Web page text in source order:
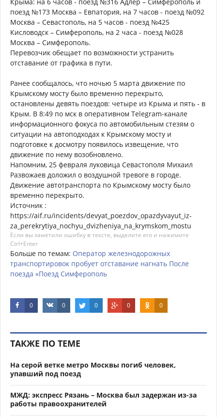
поезд №173 Москва – Евпатория, на 7 часов - поезд №092
Москва – Севастополь, на 5 часов - поезд №425
Кисловодск – Симферополь, на 2 часа - поезд №028
Москва – Симферополь.
Перевозчик обещает по возможности устранить
отставание от графика в пути.
Ранее сообщалось, что ночью 5 марта движение по
Крымскому мосту было временно перекрыто,
остановлены девять поездов: четыре из Крыма и пять - в
Крым. В 8:49 по мск в оперативном Telegram-канале
информационного фокуса по автомобильным стезям о
ситуации на автоподходах к Крымскому мосту и
подготовке к досмотру появилось извещение, что
движение по нему возобновлено.
Напомним, 25 февраля луковица Севастополя Михаил
Развожаев доложил о воздушной тревоге в городе.
Движение автотранспорта по Крымскому мосту было
временно перекрыто.
Источник :
https://aif.ru/incidents/devyat_poezdov_opazdyvayut_iz-
za_perekrytiya_nochyu_dvizheniya_na_krymskom_mostu
Если вы заметили ошибку в тексте, выделите его и нажимите
Ctrl+Enter
Больше по темам: Оператор железнодорожных
транспортировок пробует отставание нагнать После
поезда «Поезд Симферополь
0 0 0 0 0
ТАКЖЕ ПО ТЕМЕ
На серой ветке метро Москвы погиб человек,
упавший под поезд
МЖД: экспресс Рязань – Москва был задержан из-за
работы правоохранителей